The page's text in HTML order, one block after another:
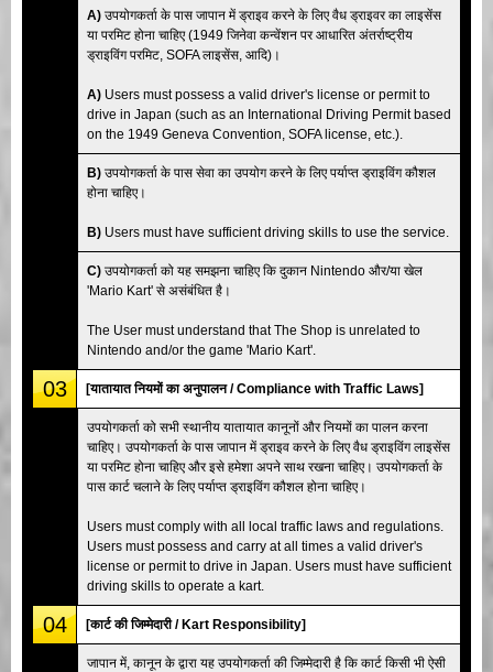
A) उपयोगकर्ता के पास जापान में ड्राइव करने के लिए वैध ड्राइवर का लाइसेंस
या परमिट होना चाहिए (1949 जिनेवा कन्वेंशन पर आधारित अंतर्राष्ट्रीय
ड्राइविंग परमिट, SOFA लाइसेंस, आदि)।
A) Users must possess a valid driver's license or permit to
drive in Japan (such as an International Driving Permit based
on the 1949 Geneva Convention, SOFA license, etc.).
B) उपयोगकर्ता के पास सेवा का उपयोग करने के लिए पर्याप्त ड्राइविंग कौशल
होना चाहिए।
B) Users must have sufficient driving skills to use the service.
C) उपयोगकर्ता को यह समझना चाहिए कि दुकान Nintendo और/या खेल
'Mario Kart' से असंबंधित है।
The User must understand that The Shop is unrelated to
Nintendo and/or the game 'Mario Kart'.
03 [यातायात नियमों का अनुपालन / Compliance with Traffic Laws]
उपयोगकर्ता को सभी स्थानीय यातायात कानूनों और नियमों का पालन करना
चाहिए। उपयोगकर्ता के पास जापान में ड्राइव करने के लिए वैध ड्राइविंग लाइसेंस
या परमिट होना चाहिए और इसे हमेशा अपने साथ रखना चाहिए। उपयोगकर्ता के
पास कार्ट चलाने के लिए पर्याप्त ड्राइविंग कौशल होना चाहिए।
Users must comply with all local traffic laws and regulations.
Users must possess and carry at all times a valid driver's
license or permit to drive in Japan. Users must have sufficient
driving skills to operate a kart.
04 [कार्ट की जिम्मेदारी / Kart Responsibility]
जापान में, कानून के द्वारा यह उपयोगकर्ता की जिम्मेदारी है कि कार्ट किसी भी ऐसी